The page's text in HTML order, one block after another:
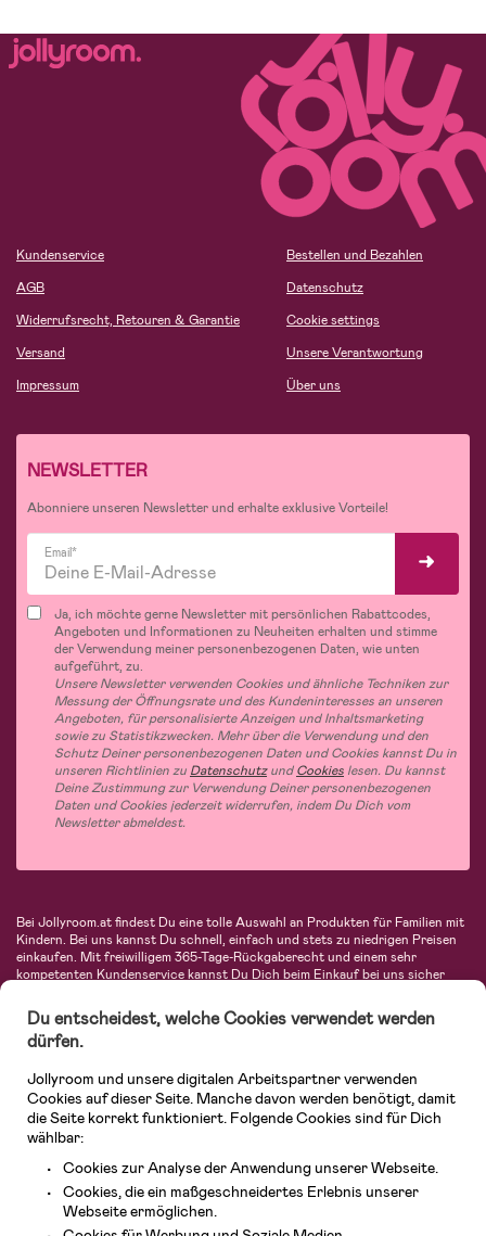
Kundenservice
AGB
Widerrufsrecht, Retouren & Garantie
Versand
Impressum
Bestellen und Bezahlen
Datenschutz
Cookie settings
Unsere Verantwortung
Über uns
NEWSLETTER
Abonniere unseren Newsletter und erhalte exklusive Vorteile!
Email*
Ja, ich möchte gerne Newsletter mit persönlichen Rabattcodes,
Angeboten und Informationen zu Neuheiten erhalten und stimme
der Verwendung meiner personenbezogenen Daten, wie unten
aufgeführt, zu.
Unsere Newsletter verwenden Cookies und ähnliche Techniken zur
Messung der Öffnungsrate und des Kundeninteresses an unseren
Angeboten, für personalisierte Anzeigen und Inhaltsmarketing
sowie zu Statistikzwecken. Mehr über die Verwendung und den
Schutz Deiner personenbezogenen Daten und Cookies kannst Du in
unseren Richtlinien zu DatenschutzundCookies lesen. Du kannst
Deine Zustimmung zur Verwendung Deiner personenbezogenen
Daten und Cookies jederzeit widerrufen, indem Du Dich vom
Newsletter abmeldest.
Bei Jollyroom.at findest Du eine tolle Auswahl an Produkten für Familien mit
Kindern. Bei uns kannst Du schnell, einfach und stets zu niedrigen Preisen
einkaufen. Mit freiwilligem 365-Tage-Rückgaberecht und einem sehr
kompetenten Kundenservice kannst Du Dich beim Einkauf bei uns sicher
Autositze, Kinder- und Babymode, Produkte für Mütter und eine Menge
fantastischer Einrichtungsgegenstände, Spielsachen, Babyprodukte und
vieles mehr. Wir haben Produkte von bekannten Herstellern wie Britax, Maxi-
Avent, Jack Wolfskin, Cybex, LEGO und vielen mehr. Schau Dich um in
unserem vielfältigen Onlineshop für Kinder & Babys. Willkommen!
Du entscheidest, welche Cookies verwendet werden
dürfen.
Jollyroom und unsere digitalen Arbeitspartner verwenden
Cookies auf dieser Seite. Manche davon werden benötigt, damit
die Seite korrekt funktioniert. Folgende Cookies sind für Dich
wählbar:
Cookies zur Analyse der Anwendung unserer Webseite.
Cookies, die ein maßgeschneidertes Erlebnis unserer
Webseite ermöglichen.